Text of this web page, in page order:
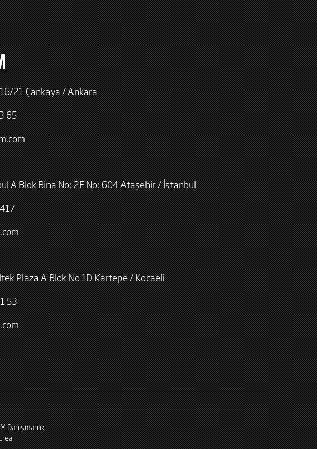
21 Çankaya / Ankara
65
A Blok Bina No: 2E No: 604 Ataşehir / İstanbul
Plaza A Blok No 1D Kartepe / Kocaeli
53
Danışmanlık